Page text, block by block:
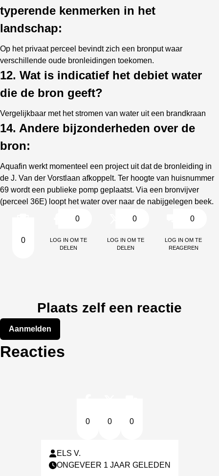
typerende kenmerken in het
landschap:
Op het privaat perceel bevindt zich een bronput waar
verschillende oude bronleidingen toekomen.
12. Wat is indicatief het debiet water
die de bron geeft?
Vergelijkbaar met het stromen van water uit een brandkraan
14. Andere bijzonderheden over de
bron:
Aquafin werkt momenteel een project uit dat de bronleiding in
de J. Van der Vorstlaan afkoppelt. Ter hoogte van huisnummer
69 wordt een publieke pomp geplaatst. Via een bronvijver
(perceel 36E) loopt het water over naar de nabijgelegen beek.
0
0
Log in om te
delen
0
Log in om te
delen
0
Log in om te
reageren
Plaats zelf een reactie
Aanmelden
Reacties
0 0 0
ELS V.
ONGEVEER 1 JAAR GELEDEN